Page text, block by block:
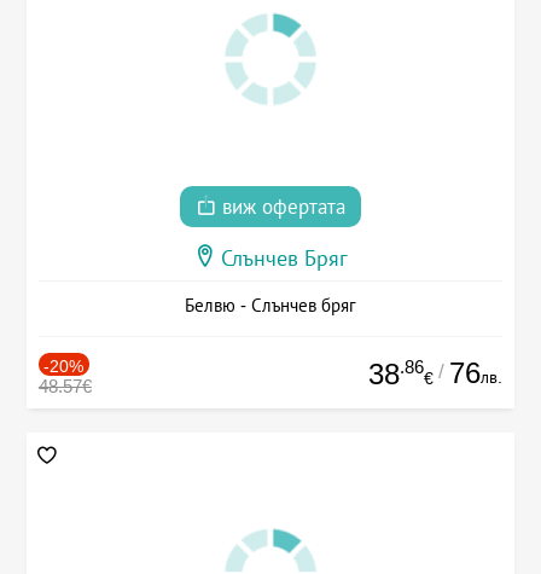
виж офертата
Слънчев Бряг
Белвю - Слънчев бряг
-20%
48.57€ 38.86
€ / 76лв.